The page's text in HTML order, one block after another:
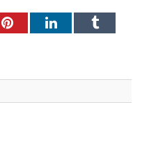
PinterestLinkedInTumblr